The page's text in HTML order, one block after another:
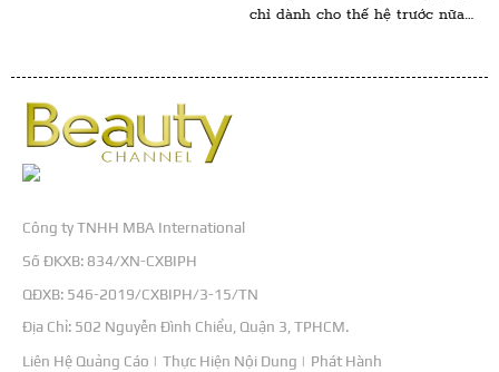
BIẾN VỚI THẾ HỆ NGÀY
chỉ dành cho thế hệ trước nữa.
chỉ dành cho làn da lão hóa và
Công ty TNHH MBA International
Số ĐKXB: 834/XN-CXBIPH
QĐXB: 546-2019/CXBIPH/3-15/TN
Địa Chỉ: 502 Nguyễn Đình Chiểu, Quận 3, TPHCM.
Liên Hệ Quảng Cáo | Thực Hiện Nội Dung | Phát Hành